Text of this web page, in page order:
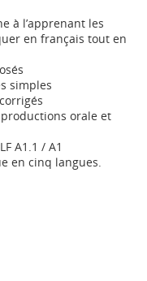
à l’apprenant les
en français tout en
simples
orale et
A1.1 / A1
en cinq langues.